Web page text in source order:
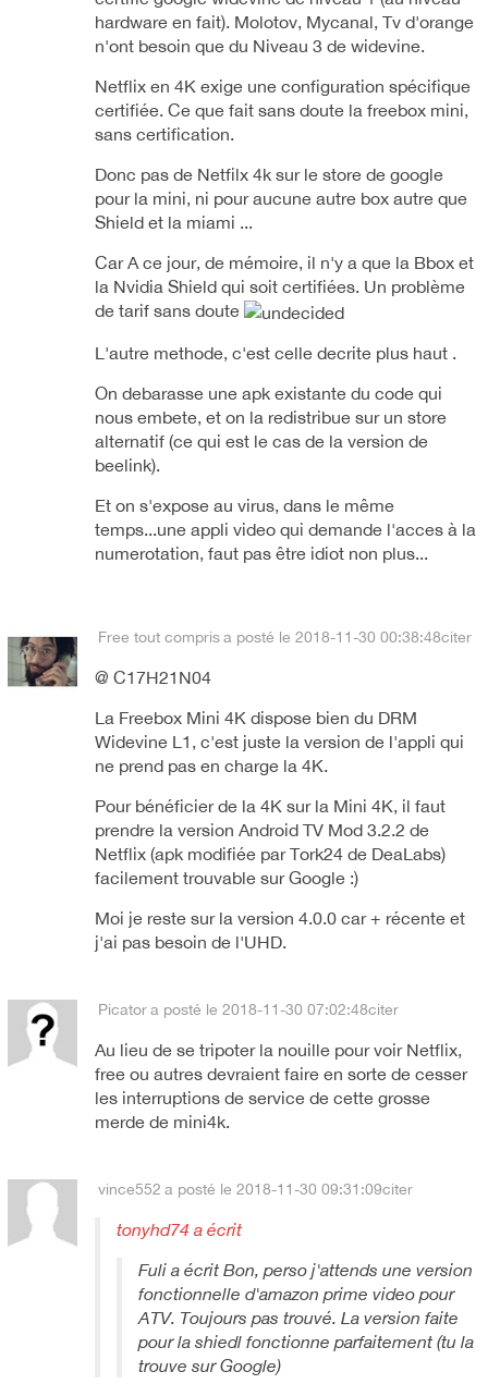
hardware en fait). Molotov, Mycanal, Tv d'orange
n'ont besoin que du Niveau 3 de widevine.
Netflix en 4K exige une configuration spécifique
certifiée. Ce que fait sans doute la freebox mini,
sans certification.
Donc pas de Netfilx 4k sur le store de google
pour la mini, ni pour aucune autre box autre que
Shield et la miami ...
Car A ce jour, de mémoire, il n'y a que la Bbox et
la Nvidia Shield qui soit certifiées. Un problème
de tarif sans doute
L'autre methode, c'est celle decrite plus haut .
On debarasse une apk existante du code qui
nous embete, et on la redistribue sur un store
alternatif (ce qui est le cas de la version de
beelink).
Et on s'expose au virus, dans le même
temps...une appli video qui demande l'acces à la
numerotation, faut pas être idiot non plus...
Free tout compris a posté le 2018-11-30 00:38:48citer
@ C17H21N04
La Freebox Mini 4K dispose bien du DRM
Widevine L1, c'est juste la version de l'appli qui
ne prend pas en charge la 4K.
Pour bénéficier de la 4K sur la Mini 4K, il faut
prendre la version Android TV Mod 3.2.2 de
Netflix (apk modifiée par Tork24 de DeaLabs)
facilement trouvable sur Google :)
Moi je reste sur la version 4.0.0 car + récente et
j'ai pas besoin de l'UHD.
Picator a posté le 2018-11-30 07:02:48citer
Au lieu de se tripoter la nouille pour voir Netflix,
free ou autres devraient faire en sorte de cesser
les interruptions de service de cette grosse
merde de mini4k.
vince552 a posté le 2018-11-30 09:31:09citer
tonyhd74 a écrit
Fuli a écrit Bon, perso j'attends une version
fonctionnelle d'amazon prime video pour
ATV. Toujours pas trouvé. La version faite
pour la shiedl fonctionne parfaitement (tu la
trouve sur Google)